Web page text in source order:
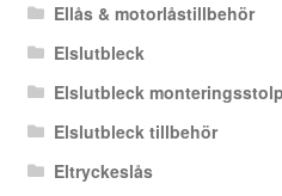
Ellås & motorlåstillbehör
Elslutbleck
Elslutbleck
Elslutbleck tillbehör
Eltryckeslås